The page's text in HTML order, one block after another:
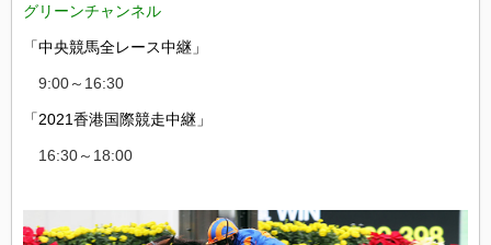
グリーンチャンネル
「中央競馬全レース中継」
9:00～16:30
「2021香港国際競走中継」
16:30～18:00